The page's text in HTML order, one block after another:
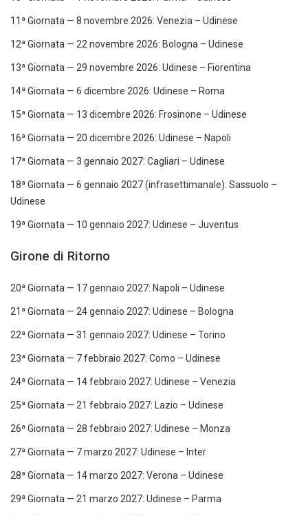
11ª Giornata — 8 novembre 2026: Venezia – Udinese
12ª Giornata — 22 novembre 2026: Bologna – Udinese
13ª Giornata — 29 novembre 2026: Udinese – Fiorentina
14ª Giornata — 6 dicembre 2026: Udinese – Roma
15ª Giornata — 13 dicembre 2026: Frosinone – Udinese
16ª Giornata — 20 dicembre 2026: Udinese – Napoli
17ª Giornata — 3 gennaio 2027: Cagliari – Udinese
18ª Giornata — 6 gennaio 2027 (infrasettimanale): Sassuolo –
Udinese
19ª Giornata — 10 gennaio 2027: Udinese – Juventus
Girone di Ritorno
20ª Giornata — 17 gennaio 2027: Napoli – Udinese
21ª Giornata — 24 gennaio 2027: Udinese – Bologna
22ª Giornata — 31 gennaio 2027: Udinese – Torino
23ª Giornata — 7 febbraio 2027: Como – Udinese
24ª Giornata — 14 febbraio 2027: Udinese – Venezia
25ª Giornata — 21 febbraio 2027: Lazio – Udinese
26ª Giornata — 28 febbraio 2027: Udinese – Monza
27ª Giornata — 7 marzo 2027: Udinese – Inter
28ª Giornata — 14 marzo 2027: Verona – Udinese
29ª Giornata — 21 marzo 2027: Udinese – Parma